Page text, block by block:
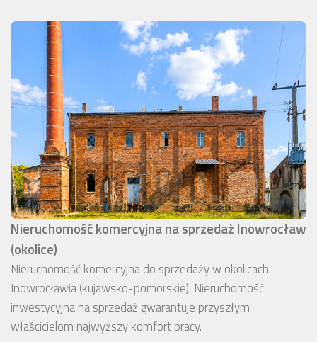
Nieruchomość komercyjna na sprzedaż Inowrocław
(okolice)
Nieruchomość komercyjna do sprzedaży w okolicach
Inowrocławia (kujawsko-pomorskie). Nieruchomość
inwestycyjna na sprzedaż gwarantuje przyszłym
właścicielom najwyższy komfort pracy.